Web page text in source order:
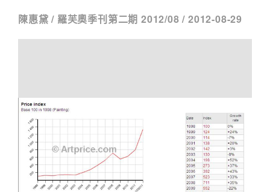
陳惠黛 / 羅芙奧季刊第二期 2012/08 /2012-08-29